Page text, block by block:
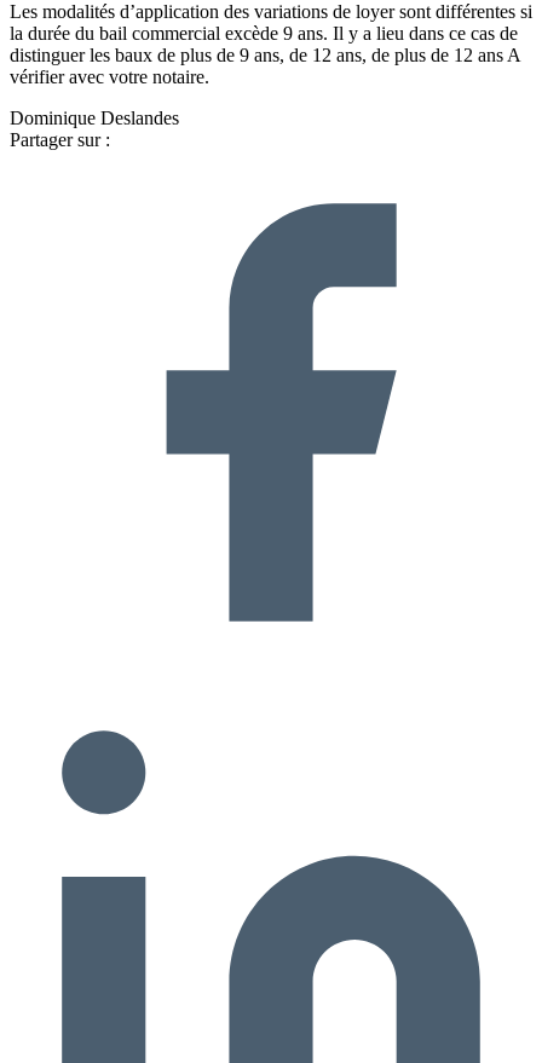
Les modalités d’application des variations de loyer sont différentes si
la durée du bail commercial excède 9 ans. Il y a lieu dans ce cas de
distinguer les baux de plus de 9 ans, de 12 ans, de plus de 12 ans A
vérifier avec votre notaire.
Dominique Deslandes
Partager sur :